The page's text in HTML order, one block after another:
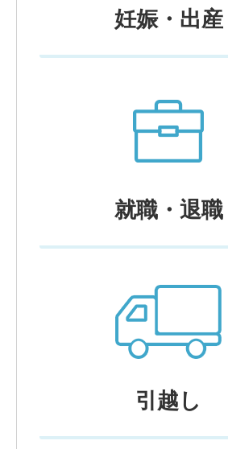
妊娠・出産
就職・退職
引越し